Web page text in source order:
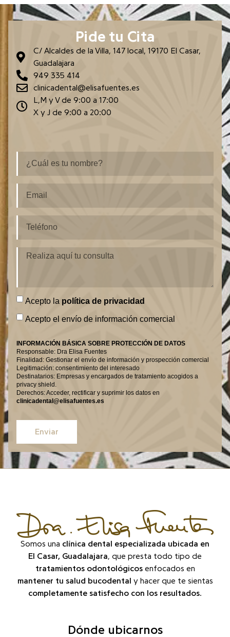
Pide tu Cita
C/ Alcaldes de la Villa, 147 local, 19170 El Casar,
Guadalajara
949 335 414
clinicadental@elisafuentes.es
L,M y V de 9:00 a 17:00
X y J de 9:00 a 20:00
Acepto la política de privacidad
Acepto el envío de información comercial
INFORMACIÓN BÁSICA SOBRE PROTECCIÓN DE DATOS
Responsable: Dra Elisa Fuentes
Finalidad: Gestionar el envío de información y prospección comercial
Legitimación: consentimiento del interesado
Destinatarios: Empresas y encargados de tratamiento acogidos a
privacy shield.
Derechos: Acceder, rectificar y suprimir los datos en
clinicadental@elisafuentes.es
Enviar
Somos una clínica dental especializada ubicada en
El Casar, Guadalajara, que presta todo tipo de
tratamientos odontológicosenfocados en
mantener tu salud bucodental y hacer que te sientas
completamente satisfecho con los resultados.
Dónde ubicarnos